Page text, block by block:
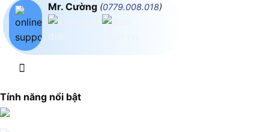
Mr. Cường (0779.008.018)
Tính năng nổi bật